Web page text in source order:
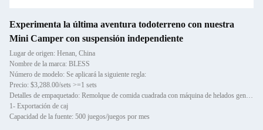
Experimenta la última aventura todoterreno con nuestra
Mini Camper con suspensión independiente
Lugar de origen: Henan, China
Nombre de la marca: BLESS
Número de modelo: Se aplicará la siguiente regla:
Precio: $3,288.00/sets >=1 sets
Detalles de empaquetado: Remolque de comida cuadrada con máquina de helados generador de congelador
1- Exportación de caj
Capacidad de la fuente: 500 juegos/juegos por mes